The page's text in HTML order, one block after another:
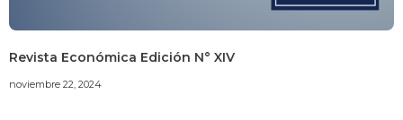
Revista Económica Edición N° XIV
noviembre 22, 2024